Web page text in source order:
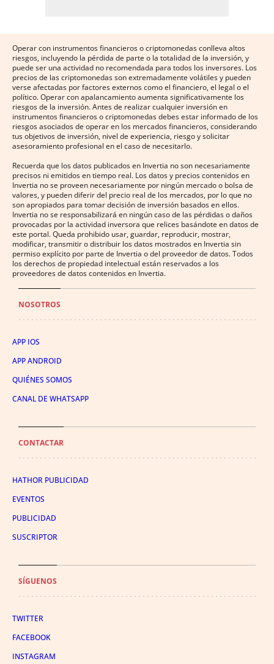
Operar con instrumentos financieros o criptomonedas conlleva altos
riesgos, incluyendo la pérdida de parte o la totalidad de la inversión, y
puede ser una actividad no recomendada para todos los inversores. Los
precios de las criptomonedas son extremadamente volátiles y pueden
verse afectadas por factores externos como el financiero, el legal o el
político. Operar con apalancamiento aumenta significativamente los
riesgos de la inversión. Antes de realizar cualquier inversión en
instrumentos financieros o criptomonedas debes estar informado de los
riesgos asociados de operar en los mercados financieros, considerando
tus objetivos de inversión, nivel de experiencia, riesgo y solicitar
asesoramiento profesional en el caso de necesitarlo.
Recuerda que los datos publicados en Invertia no son necesariamente
precisos ni emitidos en tiempo real. Los datos y precios contenidos en
Invertia no se proveen necesariamente por ningún mercado o bolsa de
valores, y pueden diferir del precio real de los mercados, por lo que no
son apropiados para tomar decisión de inversión basados en ellos.
Invertia no se responsabilizará en ningún caso de las pérdidas o daños
provocadas por la actividad inversora que relices basándote en datos de
este portal. Queda prohibido usar, guardar, reproducir, mostrar,
modificar, transmitir o distribuir los datos mostrados en Invertia sin
permiso explícito por parte de Invertia o del proveedor de datos. Todos
los derechos de propiedad intelectual están reservados a los
proveedores de datos contenidos en Invertia.
NOSOTROS
APP IOS
APP ANDROID
QUIÉNES SOMOS
CANAL DE WHATSAPP
CONTACTAR
HATHOR PUBLICIDAD
EVENTOS
PUBLICIDAD
SUSCRIPTOR
SÍGUENOS
TWITTER
FACEBOOK
INSTAGRAM